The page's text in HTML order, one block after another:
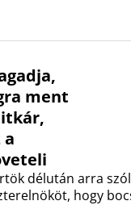
ment
a
délután arra
hogy